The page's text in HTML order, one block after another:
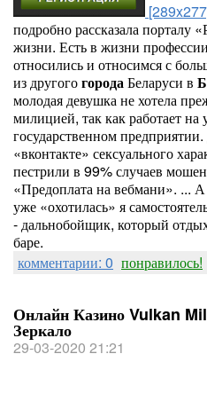
подробно рассказала порталу
жизни. Есть в жизни
относились и относимся с
из другогогородаБеларуси в
молодая девушка не хотела
милицией, так как работает
государственном
«вконтакте» сексуального
пестрили в 99% случаев
«Предоплата на вебмани». ... А
уже «охотилась» я
- дальнобойщик, который
баре.
комментарии: 0 понравилось!
Онлайн Казино Vulkan
Зеркало
29-03-2020 21:21